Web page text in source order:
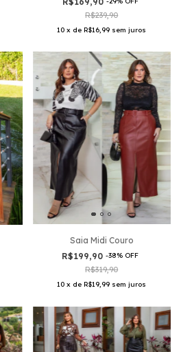
R$239,90
10 x deR$16,99 sem juros
Saia Midi Couro
R$199,90-38% OFF
R$319,90
10 x deR$19,99 sem juros